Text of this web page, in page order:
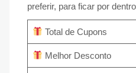
preferir, para ficar por
Total de Cupons
Melhor Desconto